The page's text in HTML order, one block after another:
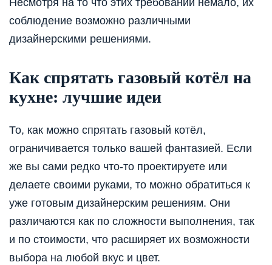
соблюдение возможно различными
дизайнерскими решениями.
Как спрятать газовый котёл на
кухне: лучшие идеи
То, как можно спрятать газовый котёл,
ограничивается только вашей фантазией. Если
же вы сами редко что-то проектируете или
делаете своими руками, то можно обратиться к
уже готовым дизайнерским решениям. Они
различаются как по сложности выполнения, так
и по стоимости, что расширяет их возможности
выбора на любой вкус и цвет.